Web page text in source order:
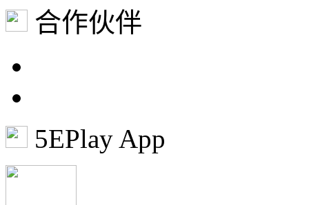
合作伙伴
5EPlay App